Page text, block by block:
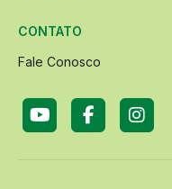
CONTATO
Fale Conosco